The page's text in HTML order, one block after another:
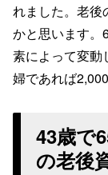
れました。老後
かと思います。
素によって変動
婦であれば
43歳で
の老後